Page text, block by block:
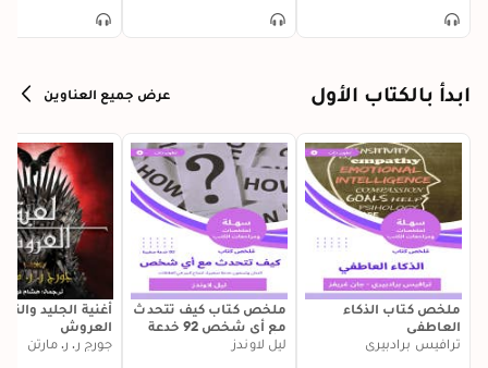
ابدأ بالكتاب الأول عرض جميع العناوين
ملخص كتاب الذكاء
العاطفي
ترافيس برادبيري
ملخص كتاب كيف تتحدث
مع أي شخص 92 خدعة
صغيرة: اثنتان وتسعون
ليل لاوندز
أغنية الجليد
العروش
جورج ر. ر. مارتن